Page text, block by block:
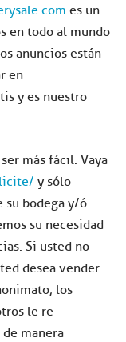
es un
en todo al mundo
anuncios están
en
y es nuestro
más fácil. Vaya
y sólo
su bodega y/ó
su necesidad
Si usted no
desea vender
los
le re-
manera